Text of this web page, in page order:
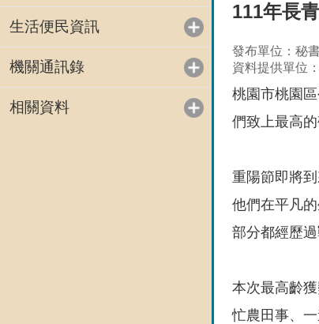
生活便民資訊
機關通訊錄
相關資料
111年長
發布單位：秘
資料提供單位
桃園市桃園
們致上最高
重陽節即將
他們在平凡
部分都經歷
本次最高齡
忙農田事、